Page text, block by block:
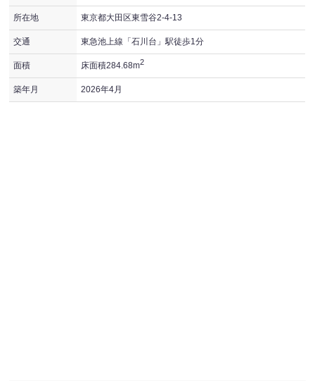
所在地 東京都大田区東雪谷2-4-13
交通 東急池上線「石川台」駅徒歩1分
面積 床面積284.68m2
築年月 2026年4月